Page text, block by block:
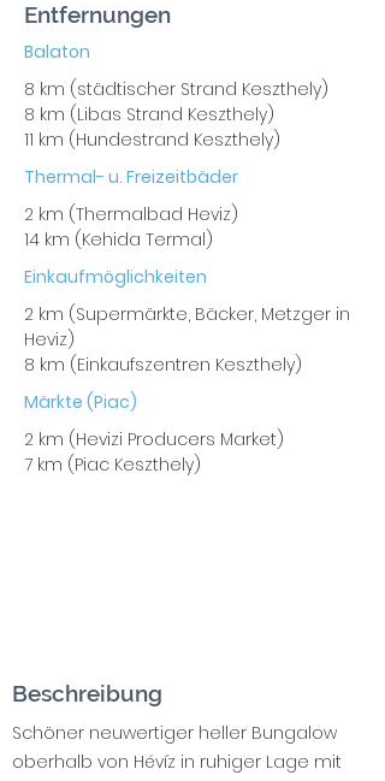
Entfernungen
Balaton
8 km (städtischer Strand Keszthely)
8 km (Libas Strand Keszthely)
11 km (Hundestrand Keszthely)
Thermal- u. Freizeitbäder
2 km (Thermalbad Heviz)
14 km (Kehida Termal)
Einkaufmöglichkeiten
2 km (Supermärkte, Bäcker, Metzger in
Heviz)
8 km (Einkaufszentren Keszthely)
Märkte (Piac)
2 km (Hevizi Producers Market)
7 km (Piac Keszthely)
Beschreibung
Schöner neuwertiger heller Bungalow
oberhalb von Hévíz in ruhiger Lage mit